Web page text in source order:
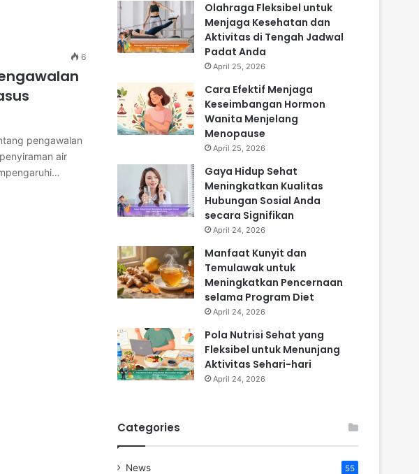
6
pengawalan
air
Olahraga Fleksibel untuk
Menjaga Kesehatan dan
Aktivitas di Tengah Jadwal
Padat Anda
April 25, 2026
Cara Efektif Menjaga
Keseimbangan Hormon
Wanita Menjelang
Menopause
April 25, 2026
Gaya Hidup Sehat
Meningkatkan Kualitas
Hubungan Sosial Anda
secara Signifikan
April 24, 2026
Manfaat Kunyit dan
Temulawak untuk
Meningkatkan Pencernaan
selama Program Diet
April 24, 2026
Pola Nutrisi Sehat yang
Fleksibel untuk Menunjang
Aktivitas Sehari-hari
April 24, 2026
Categories
News 55